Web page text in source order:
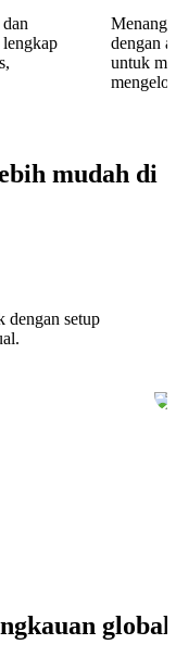
dengan
untuk
mudah di
dengan setup
global